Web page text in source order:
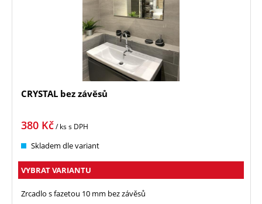
CRYSTAL bez závěsů
380 Kč/ kss DPH
Skladem dle variant
VYBRAT VARIANTU
Zrcadlo s fazetou 10 mm bez závěsů